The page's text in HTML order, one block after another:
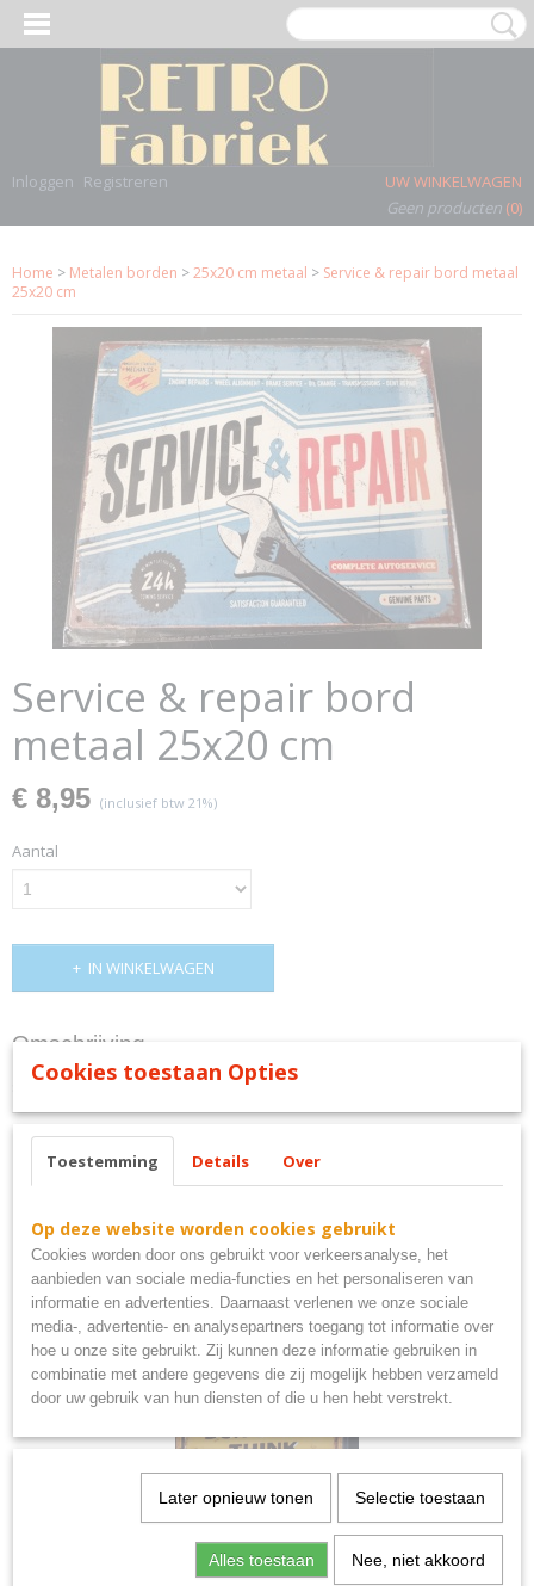
Inloggen Registreren
UW WINKELWAGEN
Geen producten (0)
Home > Metalen borden >25x20 cm metaal > Service & repair bord metaal
25x20 cm
Service & repair bord
metaal 25x20 cm
€ 8,95 (inclusief btw 21%)
Aantal
IN WINKELWAGEN
Omschrijving
service & repair bord metaal
Ook interessant
Beware don't touch my tools bord metaal 25x20cm
Cookies toestaan Opties
Toestemming Details Over
Op deze website worden cookies gebruikt
Cookies worden door ons gebruikt voor verkeersanalyse, het
aanbieden van sociale media-functies en het personaliseren van
informatie en advertenties. Daarnaast verlenen we onze sociale
media-, advertentie- en analysepartners toegang tot informatie over
hoe u onze site gebruikt. Zij kunnen deze informatie gebruiken in
combinatie met andere gegevens die zij mogelijk hebben verzameld
door uw gebruik van hun diensten of die u hen hebt verstrekt.
Later opnieuw tonen Selectie toestaan
Alles toestaan Nee, niet akkoord